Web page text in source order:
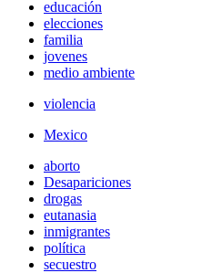
educación
elecciones
familia
jovenes
medio ambiente
violencia
Mexico
aborto
Desapariciones
drogas
eutanasia
inmigrantes
política
secuestro